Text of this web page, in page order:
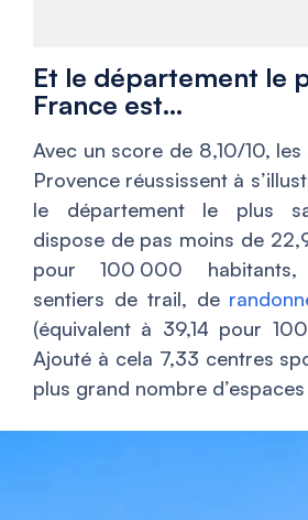
Et le département le
France est…
Avec un score de 8,10/10,
Provence réussissent à
le département le plus
dispose de pas moins de
pour 100 000 habitants,
sentiers de trail, de
(équivalent à 39,14 pour
Ajouté à cela 7,33 centres
plus grand nombre